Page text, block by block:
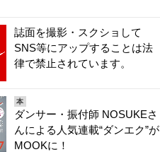
誌面を撮影・スクショして
SNS等にアップすることは法
律で禁止されています。
本
ダンサー・振付師 NOSUKEさ
んによる人気連載“ダンエク”が
MOOKに！